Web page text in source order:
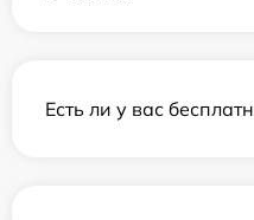
Есть ли у вас